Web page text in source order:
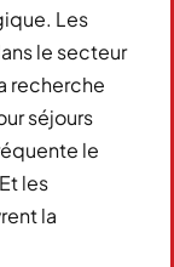
Les
le secteur
recherche
séjours
le
les
la